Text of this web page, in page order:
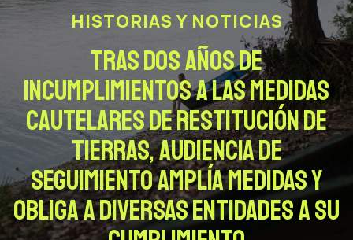
HISTORIAS Y NOTICIAS
TRAS DOS AÑOS DE
INCUMPLIMIENTOS A LAS MEDIDAS
CAUTELARES DE RESTITUCIÓN DE
TIERRAS, AUDIENCIA DE
SEGUIMIENTO AMPLÍA MEDIDAS Y
OBLIGA A DIVERSAS ENTIDADES A SU